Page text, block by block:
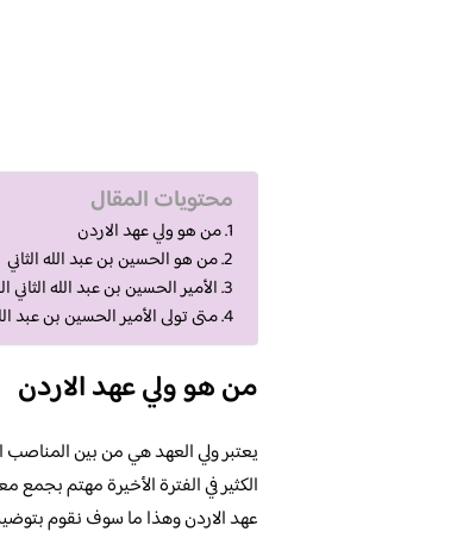
محتويات المقال
من هو ولي عهد الاردن
من هو الحسين بن عبد الله الثاني
الأمير الحسين بن عبد الله الثاني
متى تولى الأمير الحسين بن عبد
من هو ولي عهد الاردن
يعتبر ولي العهد هي من بين المناصب
الكثير في الفترة الأخيرة مهتم
عهد الاردن وهذا ما سوف نقوم